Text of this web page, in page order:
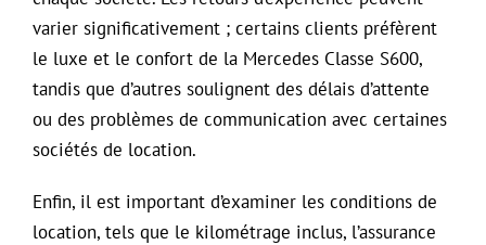
varier significativement ; certains clients préfèrent
le luxe et le confort de la Mercedes Classe S600,
tandis que d’autres soulignent des délais d’attente
ou des problèmes de communication avec certaines
sociétés de location.
Enfin, il est important d’examiner les conditions de
location, tels que le kilométrage inclus, l’assurance